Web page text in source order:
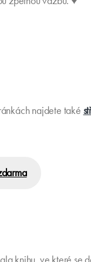
najdete také